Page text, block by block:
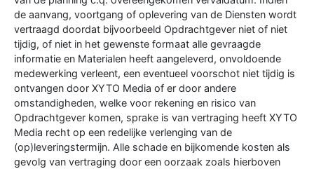
de aanvang, voortgang of oplevering van de Diensten wordt
vertraagd doordat bijvoorbeeld Opdrachtgever niet of niet
tijdig, of niet in het gewenste formaat alle gevraagde
informatie en Materialen heeft aangeleverd, onvoldoende
medewerking verleent, een eventueel voorschot niet tijdig is
ontvangen door XYTO Media of er door andere
omstandigheden, welke voor rekening en risico van
Opdrachtgever komen, sprake is van vertraging heeft XYTO
Media recht op een redelijke verlenging van de
(op)leveringstermijn. Alle schade en bijkomende kosten als
gevolg van vertraging door een oorzaak zoals hierboven